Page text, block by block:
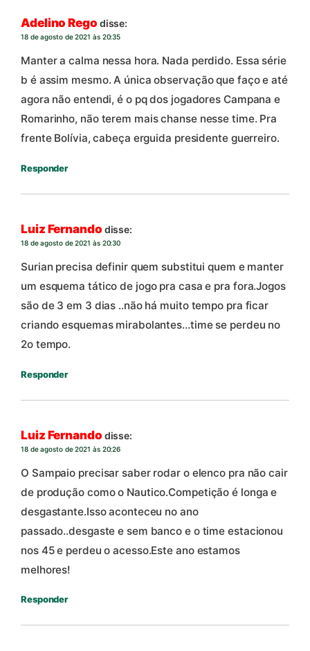
Adelino Rego disse:
18 de agosto de 2021 às 20:35
Manter a calma nessa hora. Nada perdido. Essa série
b é assim mesmo. A única observação que faço e até
agora não entendi, é o pq dos jogadores Campana e
Romarinho, não terem mais chanse nesse time. Pra
frente Bolívia, cabeça erguida presidente guerreiro.
Responder
Luiz Fernando disse:
18 de agosto de 2021 às 20:30
Surian precisa definir quem substitui quem e manter
um esquema tático de jogo pra casa e pra fora.Jogos
são de 3 em 3 dias ..não há muito tempo pra ficar
criando esquemas mirabolantes…time se perdeu no
2o tempo.
Responder
Luiz Fernando disse:
18 de agosto de 2021 às 20:26
O Sampaio precisar saber rodar o elenco pra não cair
de produção como o Nautico.Competição é longa e
desgastante.Isso aconteceu no ano
passado..desgaste e sem banco e o time estacionou
nos 45 e perdeu o acesso.Este ano estamos
melhores!
Responder